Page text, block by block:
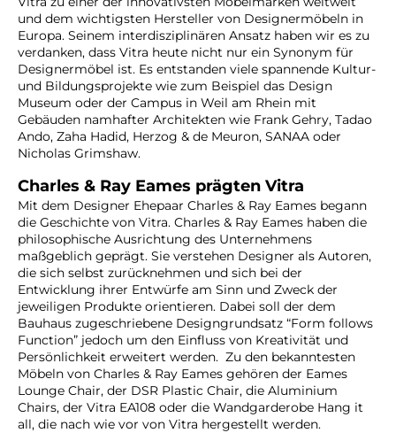
und dem wichtigsten Hersteller von Designermöbeln in
Europa. Seinem interdisziplinären Ansatz haben wir es zu
verdanken, dass Vitra heute nicht nur ein Synonym für
Designermöbel ist. Es entstanden viele spannende Kultur-
und Bildungsprojekte wie zum Beispiel das Design
Museum oder der Campus in Weil am Rhein mit
Gebäuden namhafter Architekten wie Frank Gehry, Tadao
Ando, Zaha Hadid, Herzog & de Meuron, SANAA oder
Nicholas Grimshaw.
Charles & Ray Eames prägten Vitra
Mit dem Designer Ehepaar Charles & Ray Eames begann
die Geschichte von Vitra. Charles & Ray Eames haben die
philosophische Ausrichtung des Unternehmens
maßgeblich geprägt. Sie verstehen Designer als Autoren,
die sich selbst zurücknehmen und sich bei der
Entwicklung ihrer Entwürfe am Sinn und Zweck der
jeweiligen Produkte orientieren. Dabei soll der dem
Bauhaus zugeschriebene Designgrundsatz “Form follows
Function” jedoch um den Einfluss von Kreativität und
Persönlichkeit erweitert werden. Zu den bekanntesten
Möbeln von Charles & Ray Eames gehören der Eames
Lounge Chair, der DSR Plastic Chair, die Aluminium
Chairs, der Vitra EA108 oder die Wandgarderobe Hang it
all, die nach wie vor von Vitra hergestellt werden.